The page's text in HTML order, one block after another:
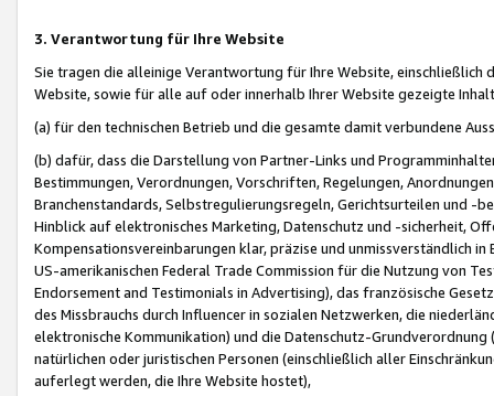
3. Verantwortung für Ihre Website
Sie tragen die alleinige Verantwortung für Ihre Website,
Website, sowie für alle auf oder innerhalb Ihrer Website gezeigte
(a) für den technischen Betrieb und die gesamte damit verbundene
(b) dafür, dass die Darstellung von Partner-Links und
Bestimmungen, Verordnungen, Vorschriften, Regelungen,
Branchenstandards, Selbstregulierungsregeln, Gerichtsurteilen und -
Hinblick auf elektronisches Marketing, Datenschutz und -sicherheit,
Kompensationsvereinbarungen klar, präzise und unmissverständlich
US-amerikanischen Federal Trade Commission für die Nutzung von
Endorsement and Testimonials in Advertising), das französische
des Missbrauchs durch Influencer in sozialen Netzwerken, die
elektronische Kommunikation) und die Datenschutz-
natürlichen oder juristischen Personen (einschließlich aller
auferlegt werden, die Ihre Website hostet),